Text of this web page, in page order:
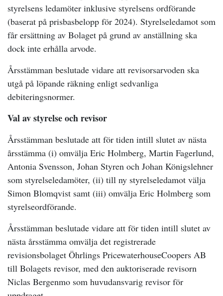
styrelsens ledamöter inklusive styrelsens ordförande
(baserat på prisbasbelopp för 2024). Styrelseledamot som
får ersättning av Bolaget på grund av anställning ska
dock inte erhålla arvode.
Årsstämman beslutade vidare att revisorsarvoden ska
utgå på löpande räkning enligt sedvanliga
debiteringsnormer.
Val av styrelse och revisor
Årsstämman beslutade att för tiden intill slutet av nästa
årsstämma (i) omvälja Eric Holmberg, Martin Fagerlund,
Antonia Svensson, Johan Styren och Johan Königslehner
som styrelseledamöter, (ii) till ny styrelseledamot välja
Simon Blomqvist samt (iii) omvälja Eric Holmberg som
styrelseordförande.
Årsstämman beslutade vidare att för tiden intill slutet av
nästa årsstämma omvälja det registrerade
revisionsbolaget Öhrlings PricewaterhouseCoopers AB
till Bolagets revisor, med den auktoriserade revisorn
Niclas Bergenmo som huvudansvarig revisor för